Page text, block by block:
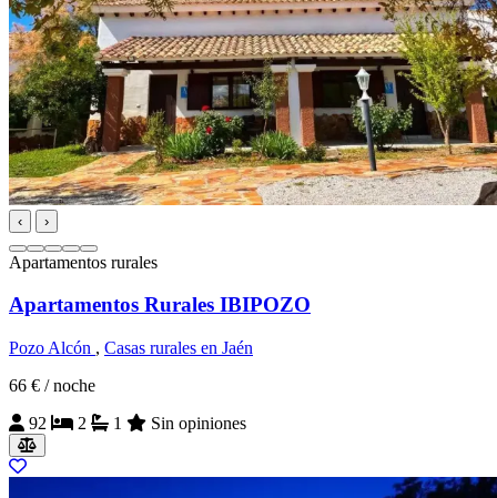
‹ ›
Apartamentos rurales
Apartamentos Rurales IBIPOZO
Pozo Alcón , Casas rurales en Jaén
66 € / noche
92
2 1 Sin opiniones